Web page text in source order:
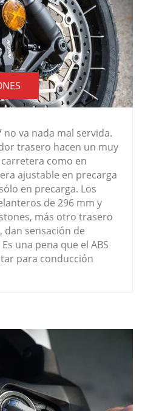
no va nada mal servida.
trasero hacen un muy
como en
ajustable en precarga
en precarga. Los
de 296 mm y
más otro trasero
dan sensación de
una pena que el ABS
para conducción